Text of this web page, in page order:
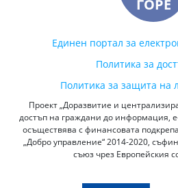
ГОРЕ
Единен портал за
Политика за
Политика за защита на
Проект „Доразвитие и
достъп на граждани до информация,
осъществява с финансовата
„Добро управление“ 2014-2020,
съюз чрез Европейския